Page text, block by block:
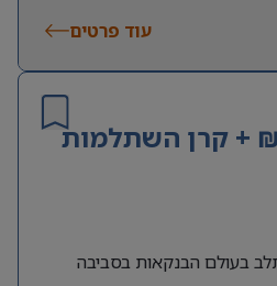
עוד פרטים
שכר כ-10,500 ₪ + קרן השתלמות
בעולם הבנקאות בסביבה